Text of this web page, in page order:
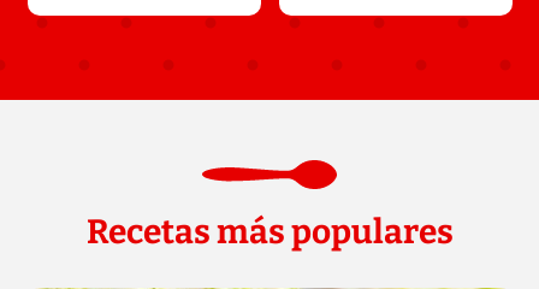
Recetas más populares